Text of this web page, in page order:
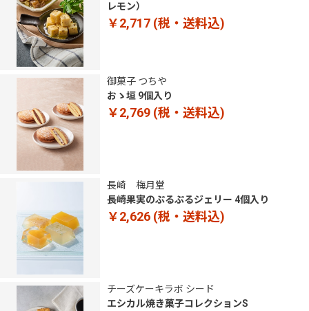
レモン）
￥2,717 (税・送料込)
御菓子 つちや
おゝ垣 9個入り
￥2,769 (税・送料込)
長崎 梅月堂
長崎果実のぷるぷるジェリー 4個入り
￥2,626 (税・送料込)
チーズケーキラボ シード
エシカル焼き菓子コレクションS